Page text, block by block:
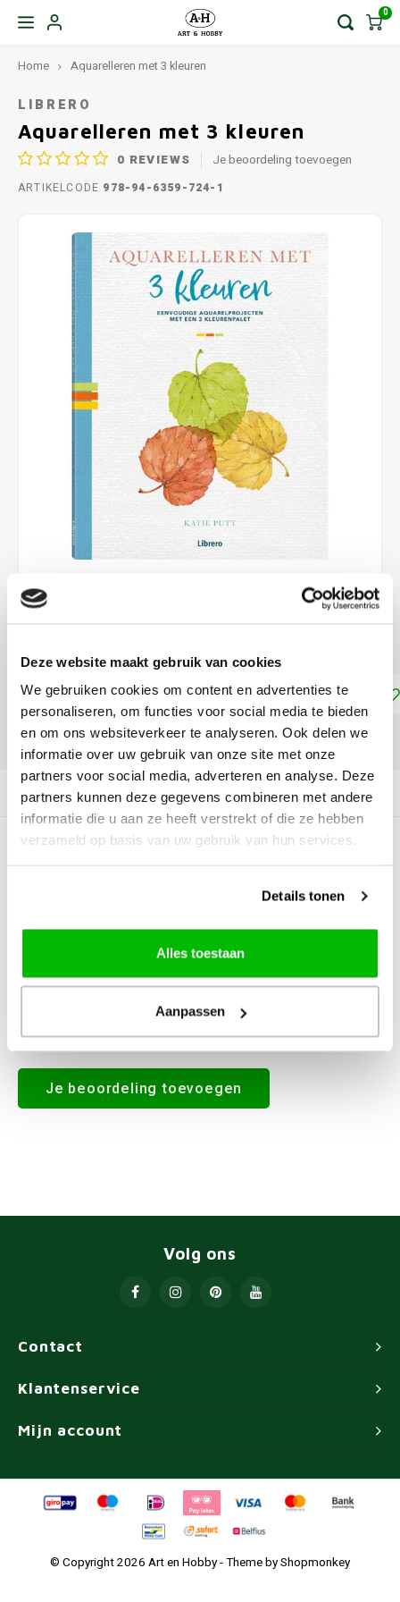
Deze website maakt gebruik van cookies
We gebruiken cookies om content en advertenties te
personaliseren, om functies voor social media te bieden
en om ons websiteverkeer te analyseren. Ook delen we
informatie over uw gebruik van onze site met onze
partners voor social media, adverteren en analyse. Deze
partners kunnen deze gegevens combineren met andere
informatie die u aan ze heeft verstrekt of die ze hebben
verzameld op basis van uw gebruik van hun services.
Details tonen
Alles toestaan
Aanpassen
0
Home Aquarelleren met 3 kleuren
LIBRERO
Aquarelleren met 3 kleuren
0 REVIEWS Je beoordeling toevoegen
ARTIKELCODE 978-94-6359-724-1
€9,95
Toevoegen aan winkelwagen
DELEN:
Productomschrijving
STERREN OP BASIS VAN
Alle reviews
Je beoordeling toevoegen
Contact
Volg ons
Klantenservice
Mijn account
© Copyright 2026 Art en Hobby - Theme byShopmonkey